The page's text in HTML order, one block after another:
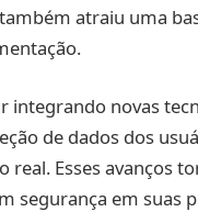
atraiu uma
integrando novas
de dados dos
Esses avanços
segurança em suas